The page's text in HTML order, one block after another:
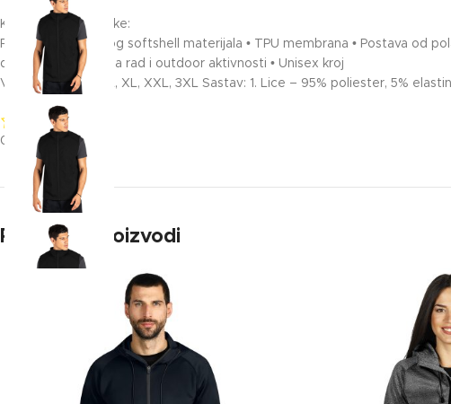
Ključne karakteristike:
Prsluk od dvoslojnog softshell materijala • TPU membrana • Postava od
džepa • Pogodan za rad i outdoor aktivnosti • Unisex kroj
Veličine: XS, S, M, L, XL, XXL, 3XL Sastav: 1. Lice – 95% poliester, 5%
0/5 (0 Reviews)
Povezani proizvodi